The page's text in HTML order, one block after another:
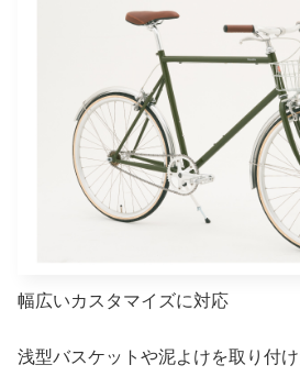
幅広いカスタマイズに対応
浅型バスケットや泥よけを取り付